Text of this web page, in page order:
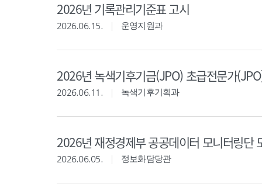
2026년 기록관리기준표 고시
2026.06.15. 운영지원과
2026년 녹색기후기금(JPO) 초급전문가
2026.06.11. 녹색기후기획과
2026년 재정경제부 공공데이터 모니터링단
2026.06.05. 정보화담당관